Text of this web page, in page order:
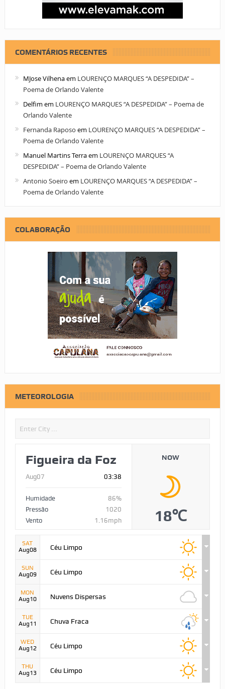
COMENTÁRIOS RECENTES
MJose Vilhenaem LOURENÇO MARQUES “A DESPEDIDA” –
Poema de Orlando Valente
Delfim em LOURENÇO MARQUES “A DESPEDIDA” – Poema de
Orlando Valente
Fernanda Raposo em LOURENÇO MARQUES “A DESPEDIDA” –
Poema de Orlando Valente
Manuel Martins Terraem LOURENÇO MARQUES “A
DESPEDIDA” – Poema de Orlando Valente
Antonio Soeiro em LOURENÇO MARQUES “A DESPEDIDA” –
Poema de Orlando Valente
COLABORAÇÃO
METEOROLOGIA
Figueira da Foz
Aug07 03:38
Humidade
86%
Pressão
1020
Vento
1.16mph
NOW
18℃
SAT
Aug08
Céu Limpo
SUN
Aug09
Céu Limpo
MON
Aug10
Nuvens Dispersas
TUE
Aug11
Chuva Fraca
WED
Aug12
Céu Limpo
THU
Aug13
Céu Limpo